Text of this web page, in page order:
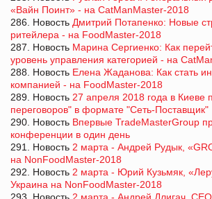
«Вайн Поинт» - на CatManMaster-2018
286. Новость Дмитрий Потапенко: Новые
ритейлера - на FoodMaster-2018
287. Новость Марина Сергиенко: Как
уровень управления категорией - на
288. Новость Елена Жаданова: Как стать
компанией - на FoodMaster-2018
289. Новость 27 апреля 2018 года в Киеве
переговоров" в формате "Сеть-Поставщик"
290. Новость Впервые TradeMasterGroup
конференции в один день
291. Новость 2 марта - Андрей Рудык,
на NonFoodMaster-2018
292. Новость 2 марта - Юрий Кузьмяк,
Украина на NonFoodMaster-2018
293. Новость 2 марта - Андрей Длигач,